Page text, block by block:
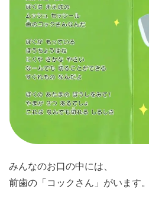
みんなのお口の中には、
前歯の「コックさん」がいます。